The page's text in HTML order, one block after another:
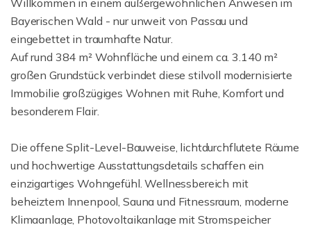
Willkommen in einem außergewöhnlichen Anwesen im
Bayerischen Wald - nur unweit von Passau und
eingebettet in traumhafte Natur.
Auf rund 384 m² Wohnfläche und einem ca. 3.140 m²
großen Grundstück verbindet diese stilvoll modernisierte
Immobilie großzügiges Wohnen mit Ruhe, Komfort und
besonderem Flair.
Die offene Split-Level-Bauweise, lichtdurchflutete Räume
und hochwertige Ausstattungsdetails schaffen ein
einzigartiges Wohngefühl. Wellnessbereich mit
beheiztem Innenpool, Sauna und Fitnessraum, moderne
Klimaanlage, Photovoltaikanlage mit Stromspeicher